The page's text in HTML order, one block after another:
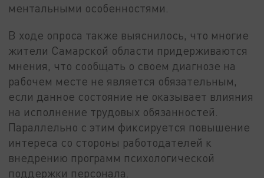
ментальными особенностями.
В ходе опроса также выяснилось, что многие
жители Самарской области придерживаются
мнения, что сообщать о своем диагнозе на
рабочем месте не является обязательным,
если данное состояние не оказывает влияния
на исполнение трудовых обязанностей.
Параллельно с этим фиксируется повышение
интереса со стороны работодателей к
внедрению программ психологической
поддержки персонала.